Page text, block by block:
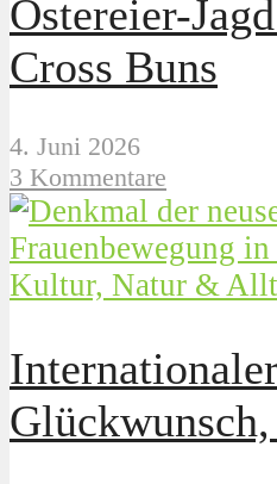
Ostereier-
Cross Buns
4. Juni 2026
3 Kommentare
Kultur, Natur &